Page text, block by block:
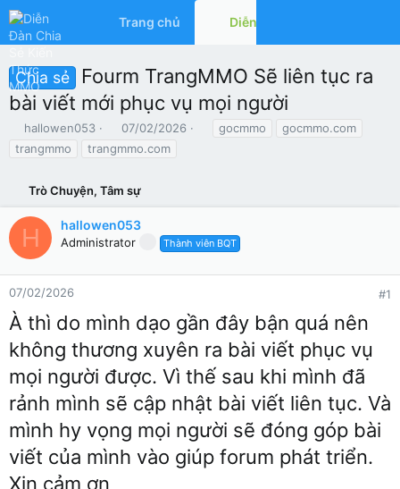
Trang chủ Diễn đàn
Chia sẻ
Fourm TrangMMO Sẽ liên tục ra
bài viết mới phục vụ mọi người
T
a
d
s
t
a
t
hallowen053
N
g
ử
i
07/02/2026
a
gocmmo
gocmmo.com
trangmmo
trangmmo.com
Trò Chuyện, Tâm sự
H hallowen053
Administrator Thành viên BQT
07/02/2026 #1
À thì do mình dạo gần đây bận quá nên
không thương xuyên ra bài viết phục vụ
mọi người được. Vì thế sau khi mình đã
rảnh mình sẽ cập nhật bài viết liên tục. Và
mình hy vọng mọi người sẽ đóng góp bài
viết của mình vào giúp forum phát triển.
Xin cảm ơn